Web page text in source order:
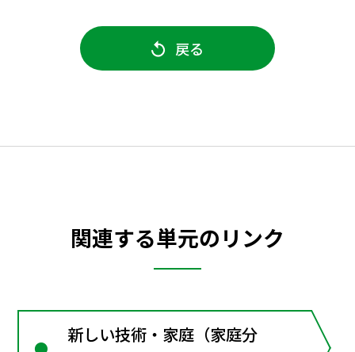
戻る
関連する単元のリンク
新しい技術・家庭（家庭分